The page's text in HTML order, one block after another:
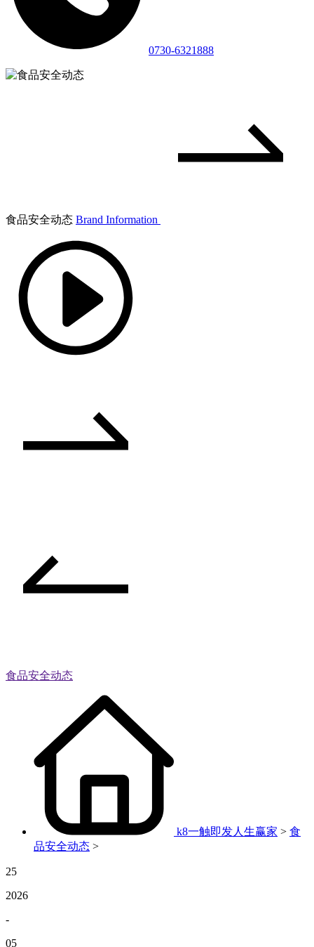
0730-6321888
食品安全动态 Brand Information
食品安全动态
k8一触即发人生赢家 > 食
品安全动态 >
25
2026
-
05